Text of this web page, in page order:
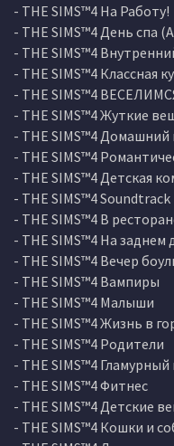
- THE SIMS™4 На Работу!
- THE SIMS™4 День спа
- THE SIMS™4
- THE SIMS™4 Классная
- THE SIMS™4
- THE SIMS™4 Жуткие
- THE SIMS™4
- THE SIMS™4
- THE SIMS™4 Детская
- THE SIMS™4 Soundtrack
- THE SIMS™4 В
- THE SIMS™4 На заднем
- THE SIMS™4 Вечер
- THE SIMS™4 Вампиры
- THE SIMS™4 Малыши
- THE SIMS™4 Жизнь в
- THE SIMS™4 Родители
- THE SIMS™4
- THE SIMS™4 Фитнес
- THE SIMS™4 Детские
- THE SIMS™4 Кошки и